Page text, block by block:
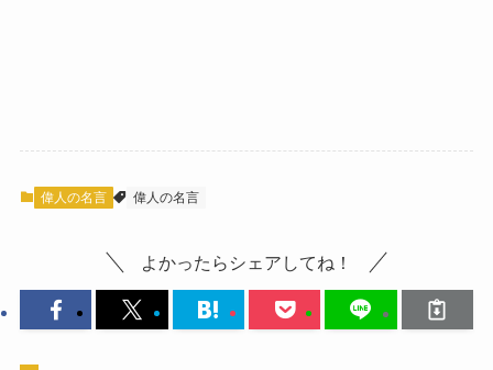
偉人の名言 偉人の名言
よかったらシェアしてね！